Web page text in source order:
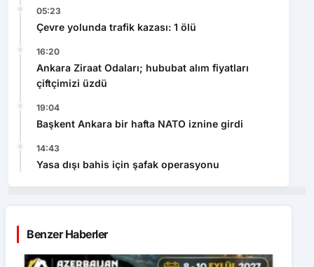
05:23
Çevre yolunda trafik kazası: 1 ölü
16:20
Ankara Ziraat Odaları; hububat alım fiyatları
çiftçimizi üzdü
19:04
Başkent Ankara bir hafta NATO iznine girdi
14:43
Yasa dışı bahis için şafak operasyonu
Benzer Haberler